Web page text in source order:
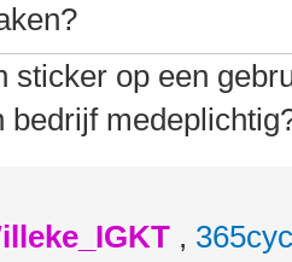
sticker op een
bedrijf
,